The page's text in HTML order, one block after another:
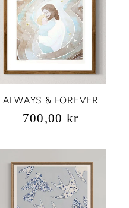
ALWAYS & FOREVER
Vanlig
700,00 kr